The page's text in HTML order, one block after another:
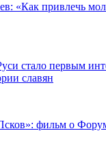
«Как привлечь
стало первым
славян
фильм о